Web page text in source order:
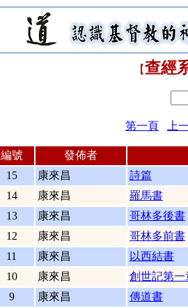
【查經
第一頁 上
編號 發佈者
15
康來昌
詩篇
14
康來昌
羅馬書
13
康來昌
哥林多後書
12
康來昌
哥林多前書
11
康來昌
以西結書
10
康來昌
創世記第一
9
康來昌
傳道書